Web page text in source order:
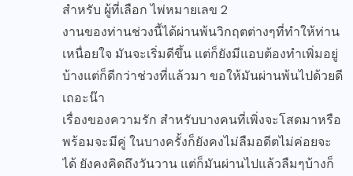
สำหรับ ผู้ที่เลือก ไพ่หมายเลข 2
งานของท่านช่วงนี้ได้ผ่านพ้นวิกฤตต่างๆที่ทำให้ท่าน
เหนื่อยใจ มันจะเริ่มดีขึ้น แต่ก็ยังมีแอบต้องทำเพิ่มอยู่
บ้างแต่ก็ดีกว่าช่วงที่แล้วมา ขอให้มันผ่านพ้นไปด้วยดี
เถอะน๊า
เรื่องของความรัก สำหรับบางคนที่เพิ่งจะโสดมาหรือ
พร้อมจะมีคู่ ในบางครั้งก็ยังคงไม่ลืมอดีตไม่ค่อยจะ
ได้ ยังคงคิดถึงวันวาน แต่ก็มันผ่านไปแล้วลืมๆบ้างก็